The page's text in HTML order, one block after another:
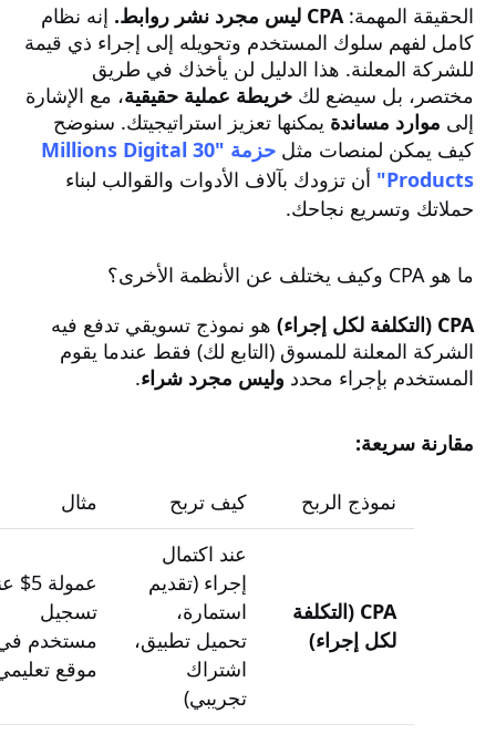
الحقيقة المهمة: CPA ليس مجرد نشر روابط.
إنه نظام
كامل لفهم سلوك المستخدم وتحويله إلى إجراء ذي قيمة
للشركة المعلنة. هذا الدليل لن يأخذك في طريق
مختصر، بل سيضع لك خريطة عملية حقيقية، مع الإشارة
إلى موارد مساندة يمكنها تعزيز استراتيجيتك. سنوضح
كيف يمكن لمنصات مثل
حزمة "30 Millions Digital
Products"
أن تزودك بآلاف الأدوات والقوالب لبناء
حملاتك وتسريع نجاحك.
ما هو CPA وكيف يختلف عن الأنظمة الأخرى؟
CPA (التكلفة لكل إجراء)
هو نموذج تسويقي تدفع فيه
الشركة المعلنة للمسوق (التابع لك) فقط عندما يقوم
المستخدم بإجراء محدد وليس مجرد شراء.
مقارنة سريعة:
نموذج الربح كيف تربح مثال
CPA (التكلفة
لكل إجراء)
عند اكتمال
إجراء (تقديم
استمارة،
تحميل تطبيق،
اشتراك
تجريبي)
عمولة
تسجيل
مستخدم
موقع